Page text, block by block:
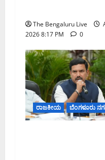
The Bengaluru Live
2026 8:17 PM
0
ರಾಜಕೀಯ ಬೆಂಗಳೂರು